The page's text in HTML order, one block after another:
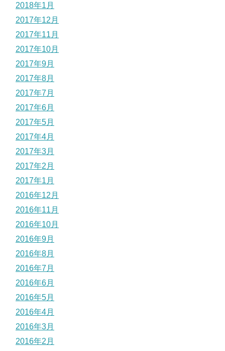
2018年1月
2017年12月
2017年11月
2017年10月
2017年9月
2017年8月
2017年7月
2017年6月
2017年5月
2017年4月
2017年3月
2017年2月
2017年1月
2016年12月
2016年11月
2016年10月
2016年9月
2016年8月
2016年7月
2016年6月
2016年5月
2016年4月
2016年3月
2016年2月